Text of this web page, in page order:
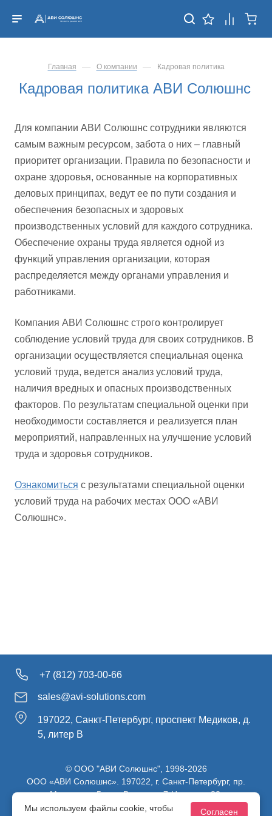
Главная — О компании — Кадровая политика
Кадровая политика АВИ Солюшнс
Для компании АВИ Солюшнс сотрудники являются
самым важным ресурсом, забота о них – главный
приоритет организации. Правила по безопасности и
охране здоровья, основанные на корпоративных
деловых принципах, ведут ее по пути создания и
обеспечения безопасных и здоровых
производственных условий для каждого сотрудника.
Обеспечение охраны труда является одной из
функций управления организации, которая
распределяется между органами управления и
работниками.
Компания АВИ Солюшнс строго контролирует
соблюдение условий труда для своих сотрудников. В
организации осуществляется специальная оценка
условий труда, ведется анализ условий труда,
наличия вредных и опасных производственных
факторов. По результатам специальной оценки при
необходимости составляется и реализуется план
мероприятий, направленных на улучшение условий
труда и здоровья сотрудников.
Ознакомиться с результатами специальной оценки
условий труда на рабочих местах ООО «АВИ
Солюшнс».
+7 (812) 703-00-66
sales@avi-solutions.com
197022, Санкт-Петербург, проспект Медиков, д.
5, литер В
© ООО "АВИ Солюшнс", 1998-2026
ООО «АВИ Солюшнс». 197022, г. Санкт-Петербург, пр.
Медиков, д.5, лит. В, ч. пом. 7-Н, ч. ком. 82.
ИНН 7813470830 / КПП 781301001 / ОГРН 1107847137980
Мы используем файлы cookie, чтобы Согласен